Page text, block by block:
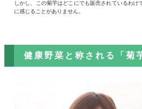
しかし、この菊芋はどこにでも販売されているわけ
に感じることがありません。
健康野菜と称される「菊